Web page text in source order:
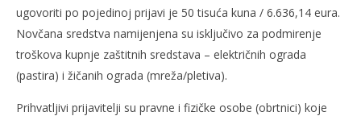
ugovoriti po pojedinoj prijavi je 50 tisuća kuna / 6.636,14 eura.
Novčana sredstva namijenjena su isključivo za podmirenje
troškova kupnje zaštitnih sredstava – električnih ograda
(pastira) i žičanih ograda (mreža/pletiva).
Prihvatljivi prijavitelji su pravne i fizičke osobe (obrtnici) koje